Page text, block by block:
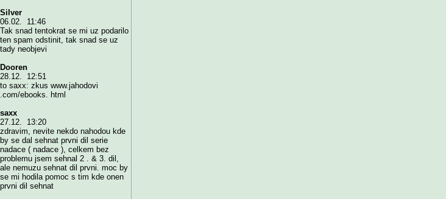
Silver
06.02. 11:46
Tak snad tentokrat se mi uz podarilo
ten spam odstinit, tak snad se uz
tady neobjevi
Dooren
28.12. 12:51
to saxx: zkus www.jahodovi
.com/ebooks. html
saxx
27.12. 13:20
zdravim, nevite nekdo nahodou kde
by se dal sehnat prvni dil serie
nadace ( nadace ), celkem bez
problemu jsem sehnal 2 . & 3. dil,
ale nemuzu sehnat dil prvni. moc by
se mi hodila pomoc s tim kde onen
prvni dil sehnat